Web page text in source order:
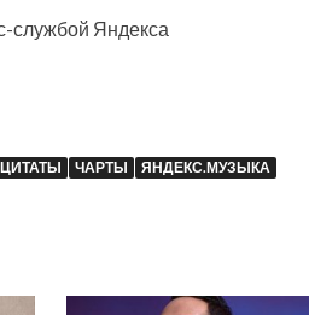
службой Яндекса
ЦИТАТЫ ЧАРТЫ ЯНДЕКС.МУЗЫКА